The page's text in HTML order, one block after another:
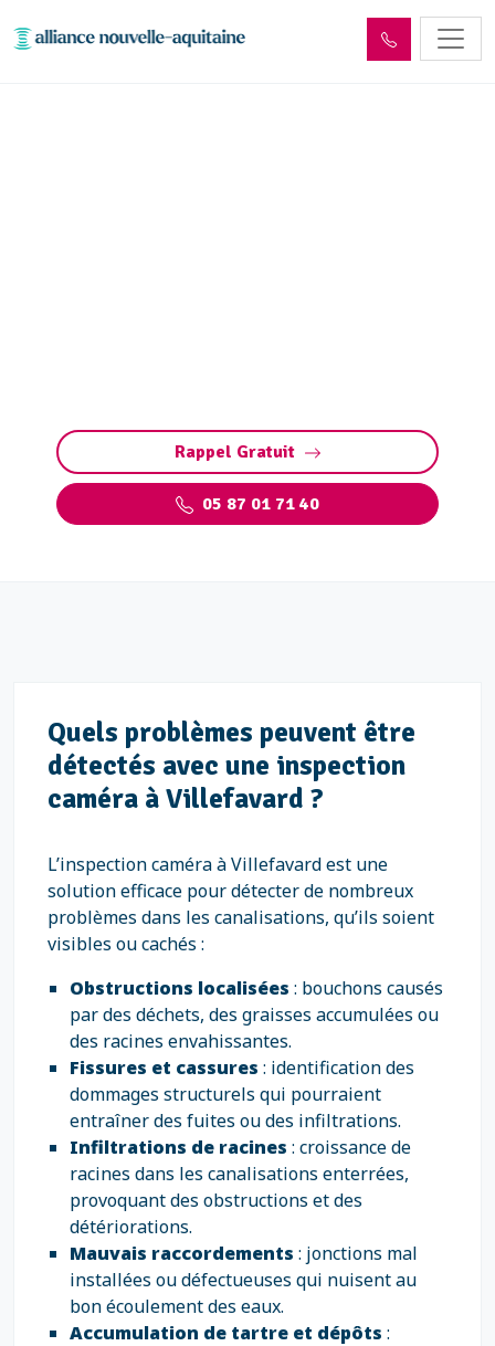
Rappel Gratuit
05 87 01 71 40
Quels problèmes peuvent être
détectés avec une inspection
caméra à Villefavard ?
L’inspection caméra à Villefavard est une
solution efficace pour détecter de nombreux
problèmes dans les canalisations, qu’ils soient
visibles ou cachés :
Obstructions localisées : bouchons causés
par des déchets, des graisses accumulées ou
des racines envahissantes.
Fissures et cassures : identification des
dommages structurels qui pourraient
entraîner des fuites ou des infiltrations.
Infiltrations de racines : croissance de
racines dans les canalisations enterrées,
provoquant des obstructions et des
détériorations.
Mauvais raccordements : jonctions mal
installées ou défectueuses qui nuisent au
bon écoulement des eaux.
Accumulation de tartre et dépôts :